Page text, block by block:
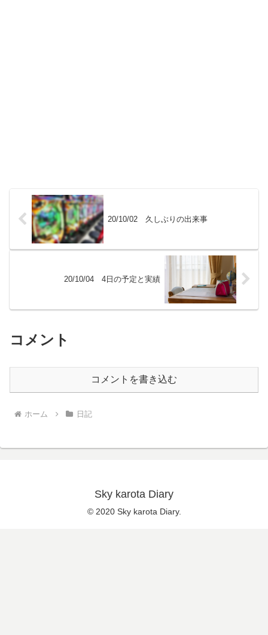
20/10/02 久しぶりの出来事
20/10/04 4日の予定と実績
コメント
コメントを書き込む
ホーム 日記
Sky karota Diary
© 2020 Sky karota Diary.